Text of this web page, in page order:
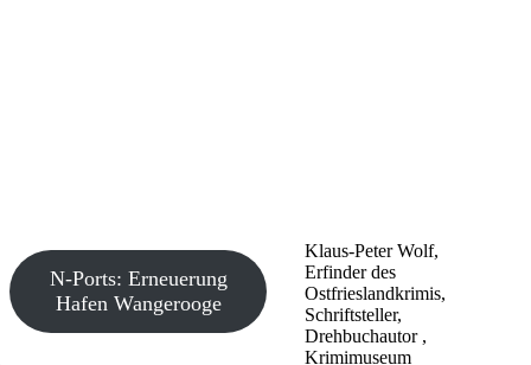
Klaus-Peter Wolf,
Erfinder des
Ostfrieslandkrimis,
Schriftsteller,
Drehbuchautor ,
Krimimuseum
N-Ports: Erneuerung
Hafen Wangerooge